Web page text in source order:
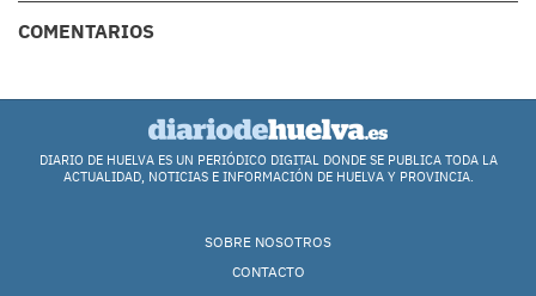
COMENTARIOS
DIARIO DE HUELVA ES UN PERIÓDICO DIGITAL DONDE SE PUBLICA TODA LA
ACTUALIDAD, NOTICIAS E INFORMACIÓN DE HUELVA Y PROVINCIA.
SOBRE NOSOTROS
CONTACTO